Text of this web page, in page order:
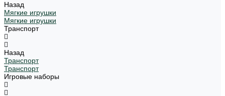
Назад
Мягкие игрушки
Мягкие игрушки
Транспорт
Назад
Транспорт
Транспорт
Игровые наборы